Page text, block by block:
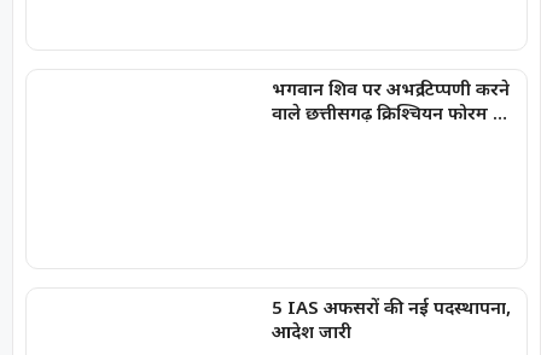
भगवान शिव पर अभद्र टिप्पणी करने
वाले छत्तीसगढ़ क्रिश्चियन फोरम के
5 IAS अफसरों की नई पदस्थापना,
आदेश जारी